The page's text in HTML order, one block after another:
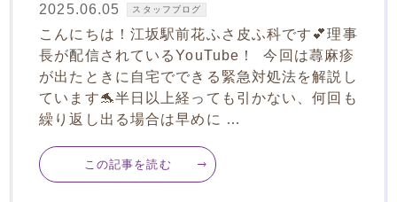
2025.06.05 スタッフブログ
こんにちは！江坂駅前花ふさ皮ふ科です💕理事
長が配信されているYouTube！ 今回は蕁麻疹
が出たときに自宅でできる緊急対処法を解説し
ています🐬半日以上経っても引かない、何回も
繰り返し出る場合は早めに …
この記事を読む